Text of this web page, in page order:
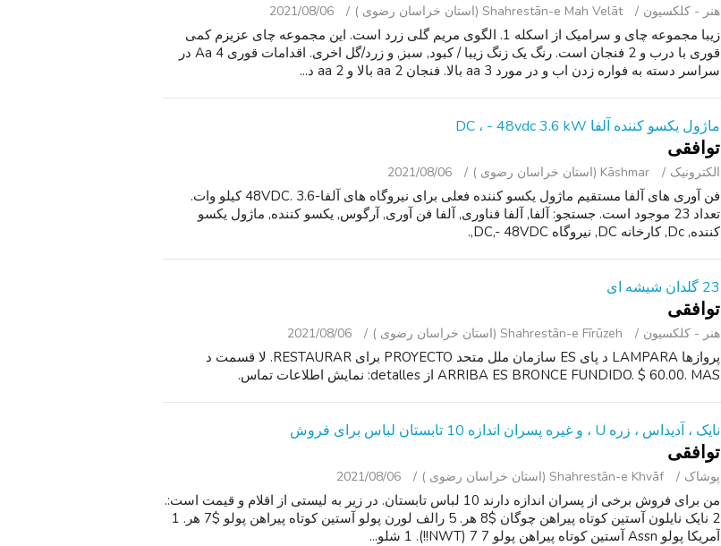
هنر - کلکسیون Shahrestān-e Mah Velāt (استان خراسان رضوی ) 2021/08/06
زیبا مجموعه چای و سرامیک از اسکله 1. الگوی مریم گلی زرد است. این مجموعه چای عزیزم کمی
قوری با درب و 2 فنجان است. رنگ یک زنگ زیبا / کبود, سبز, و زرد/گل اخری. اقدامات قوری 4 Aa در
سراسر دسته به فواره زدن اب و در مورد 3 aa بالا. فنجان 2 aa بالا و 2 aa د...
ماژول یکسو کننده آلفا DC ، - 48vdc 3.6 kW
توافقی
الکترونیک Kāshmar (استان خراسان رضوی ) 2021/08/06
فن آوری های آلفا مستقیم ماژول یکسو کننده فعلی برای نیروگاه های آلفا-48VDC. 3.6 کیلو وات.
تعداد 23 موجود است. جستجو: آلفا, آلفا فناوری, آلفا فن آوری, آرگوس, یکسو کننده, ماژول یکسو
کننده, Dc, کارخانه DC, نیروگاه DC,- 48VDC,.
23 گلدان شیشه ای
توافقی
هنر - کلکسیون Shahrestān-e Fīrūzeh (استان خراسان رضوی ) 2021/08/06
پروازها LAMPARA د پای ES سازمان ملل متحد PROYECTO برای RESTAURAR. لا قسمت د
ARRIBA ES BRONCE FUNDIDO. $ 60.00. MAS از detalles: نمایش اطلاعات تماس.
نایک ، آدیداس ، زره U ، و غیره پسران اندازه 10 تابستان لباس برای فروش
توافقی
پوشاک Shahrestān-e Khvāf (استان خراسان رضوی ) 2021/08/06
من برای فروش برخی از پسران اندازه دارند 10 لباس تابستان. در زیر به لیستی از اقلام و قیمت است:.
2 نایک نایلون آستین کوتاه پیراهن چوگان $8 هر. 5 رالف لورن پولو آستین کوتاه پیراهن پولو $7 هر. 1
آمریکا پولو Assn آستین کوتاه پیراهن پولو 7 7 (NWT!!). 1 شلو...